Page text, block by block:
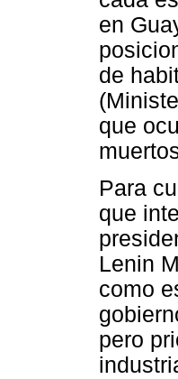
en
de
que
Para
que
Lenin
como
pero